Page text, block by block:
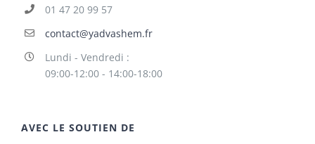
01 47 20 99 57
contact@yadvashem.fr
Lundi - Vendredi :
09:00-12:00 - 14:00-18:00
AVEC LE SOUTIEN DE